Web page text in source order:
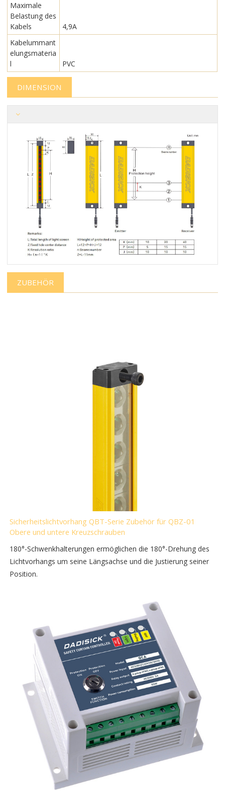
Maximale
Belastung des
Kabels
4,9A
Kabelummant
elungsmateria
l
PVC
DIMENSION
ZUBEHÖR
Sicherheitslichtvorhang QBT-Serie Zubehör für QBZ-01
Obere und untere Kreuzschrauben
180°-Schwenkhalterungen ermöglichen die 180°-Drehung des
Lichtvorhangs um seine Längsachse und die Justierung seiner
Position.